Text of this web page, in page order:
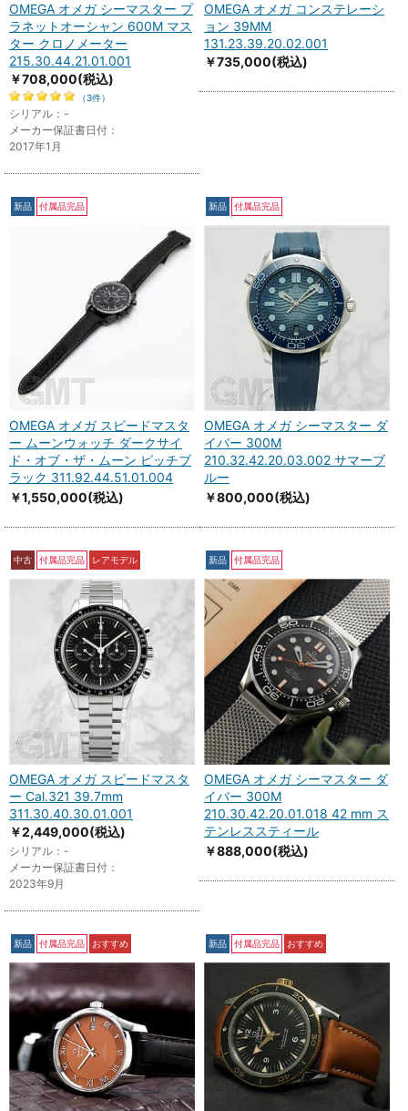
OMEGA オメガ シーマスター プ
ラネットオーシャン 600M マス
ター クロノメーター
215.30.44.21.01.001
￥708,000(税込)
（3件）
シリアル：-
メーカー保証書日付：
2017年1月
OMEGA オメガ コンステレーシ
ョン 39MM
131.23.39.20.02.001
￥735,000(税込)
新品 付属品完品
OMEGA オメガ スピードマスタ
ー ムーンウォッチ ダークサイ
ド・オブ・ザ・ムーン ピッチブ
ラック 311.92.44.51.01.004
￥1,550,000(税込)
新品 付属品完品
OMEGA オメガ シーマスター ダ
イバー 300M
210.32.42.20.03.002 サマーブ
ルー
￥800,000(税込)
中古 付属品完品 レアモデル
OMEGA オメガ スピードマスタ
ー Cal.321 39.7mm
311.30.40.30.01.001
￥2,449,000(税込)
シリアル：-
メーカー保証書日付：
2023年9月
新品 付属品完品
OMEGA オメガ シーマスター ダ
イバー 300M
210.30.42.20.01.018 42 mm ス
テンレススティール
￥888,000(税込)
新品 付属品完品 おすすめ 新品 付属品完品 おすすめ